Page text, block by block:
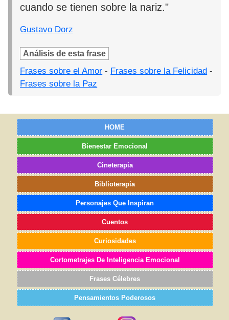
cuando se tienen sobre la nariz."
Gustavo Dorz
Análisis de esta frase
Frases sobre el Amor - Frases sobre la Felicidad -
Frases sobre la Paz
HOME
Bienestar Emocional
Cineterapia
Biblioterapia
Personajes Que Inspiran
Cuentos
Curiosidades
Cortometrajes De Inteligencia Emocional
Frases Célebres
Pensamientos Poderosos